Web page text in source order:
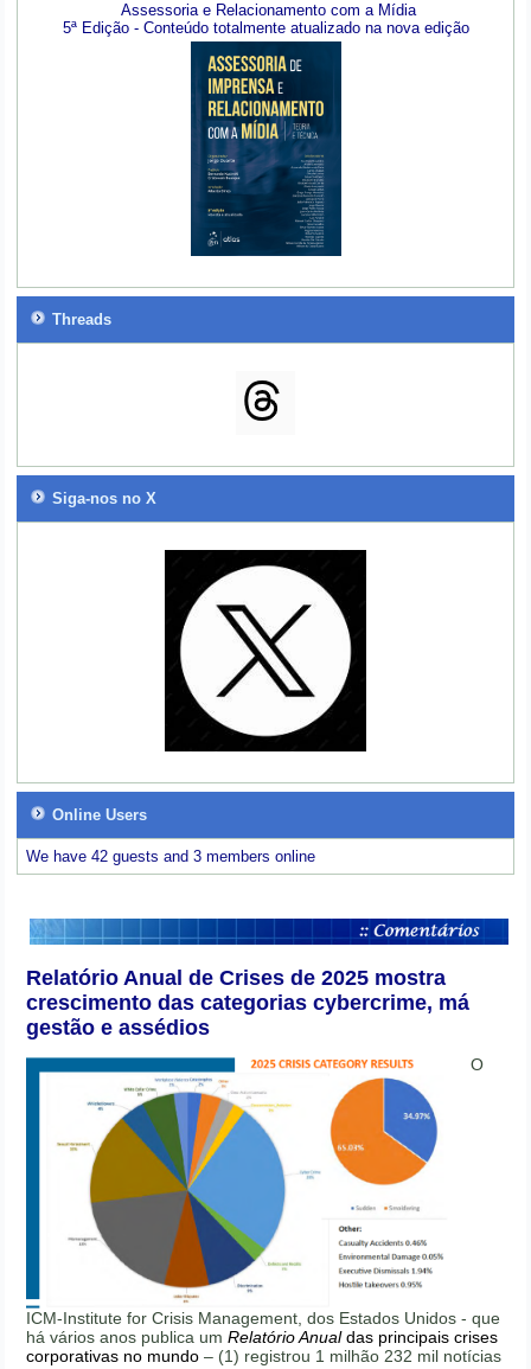
Assessoria e Relacionamento com a Mídia
5ª Edição - Conteúdo totalmente atualizado na nova edição
Threads
Siga-nos no X
Online Users
We have 42 guests and 3 members online
Relatório Anual de Crises de 2025 mostra
crescimento das categorias cybercrime, má
gestão e assédios
O
ICM-Institute for Crisis Management, dos Estados Unidos - que
há vários anos publica umRelatório Anualdas principais crises
corporativas no mundo – (1) registrou 1 milhão 232 mil notícias